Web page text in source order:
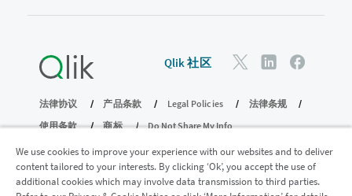
Qlik 社区
法律协议 产品条款 Legal Policies
法律条规
使用条款
商标
Do Not Share My Info
版权所有 © 1993-2026 QlikTech International AB。保留所有权利。
We use cookies to improve your experience with our websites and to deliver
content tailored to your interests. By clicking ‘Ok’, you accept the use of
additional cookies which may involve data transmission to third parties.